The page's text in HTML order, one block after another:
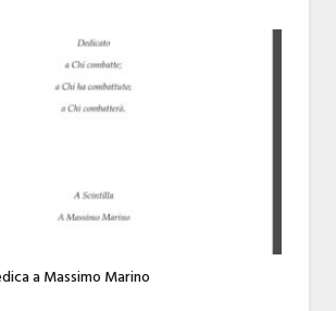
a Massimo Marino